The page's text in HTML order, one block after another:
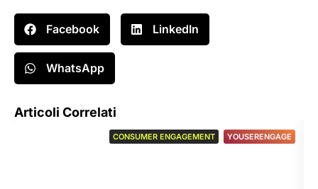
Facebook LinkedIn
WhatsApp
Articoli Correlati
CONSUMER ENGAGEMENT YOUSERENGAGE